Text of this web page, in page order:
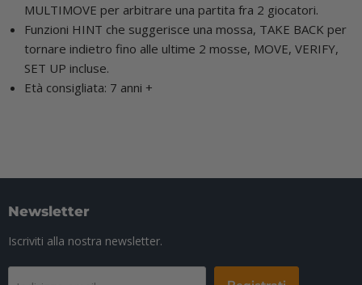
MULTIMOVE per arbitrare una partita fra 2 giocatori.
Funzioni HINT che suggerisce una mossa, TAKE BACK per
tornare indietro fino alle ultime 2 mosse, MOVE, VERIFY,
SET UP incluse.
Età consigliata: 7 anni +
Newsletter
Iscriviti alla nostra newsletter.